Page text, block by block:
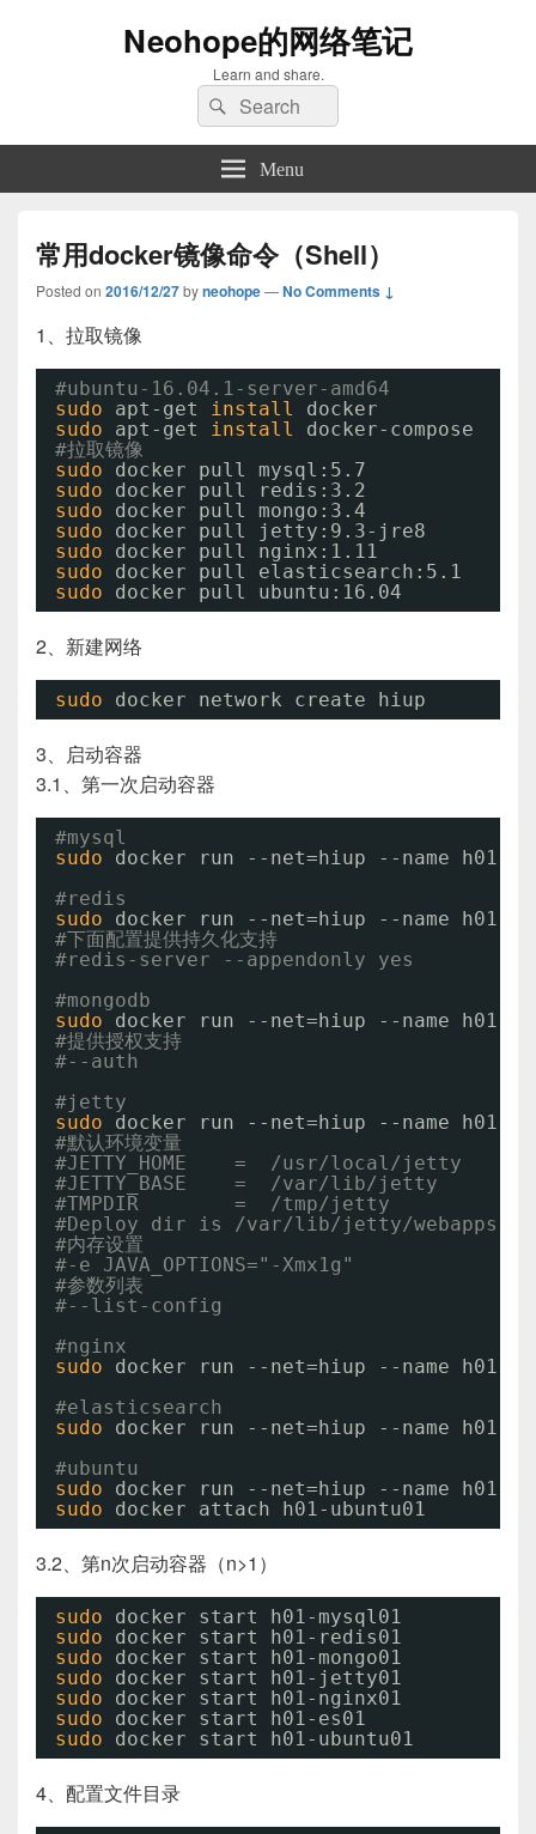
Neohope的网络笔记
Learn and share.
Search
for:
Search
Menu
常用docker镜像命令（Shell）
Posted on 2016/12/27byneohope—No Comments ↓
1、拉取镜像
#ubuntu-16.04.1-server-amd64
sudo
apt-get install
docker
sudo
apt-get install
docker-compose
#拉取镜像
sudo
docker pull mysql:5.7
sudo
docker pull redis:3.2
sudo
docker pull mongo:3.4
sudo
docker pull jetty:9.3-jre8
sudo
docker pull nginx:1.11
sudo
docker pull elasticsearch:5.1
sudo
docker pull ubuntu:16.04
2、新建网络
sudo docker network create hiup
3、启动容器
3.1、第一次启动容器
#mysql
sudo
docker run --net=hiup --name h01-
#redis
sudo
docker run --net=hiup --name h01-
#下面配置提供持久化支持
#redis-server --appendonly yes
#mongodb
sudo
docker run --net=hiup --name h01-
#提供授权支持
#--auth
#jetty
sudo
docker run --net=hiup --name h01-
#默认环境变量
#JETTY_HOME    =  /usr/local/jetty
#JETTY_BASE    =  /var/lib/jetty
#TMPDIR        =  /tmp/jetty
#Deploy dir is /var/lib/jetty/webapps
#内存设置
#-e JAVA_OPTIONS="-Xmx1g"
#参数列表
#--list-config
#nginx
sudo
docker run --net=hiup --name h01-
#elasticsearch
sudo
docker run --net=hiup --name h01-
#ubuntu
sudo
docker run --net=hiup --name h01-
sudo
docker attach h01-ubuntu01
3.2、第n次启动容器（n>1）
sudo
docker start h01-mysql01
sudo
docker start h01-redis01
sudo
docker start h01-mongo01
sudo
docker start h01-jetty01
sudo
docker start h01-nginx01
sudo
docker start h01-es01
sudo
docker start h01-ubuntu01
4、配置文件目录